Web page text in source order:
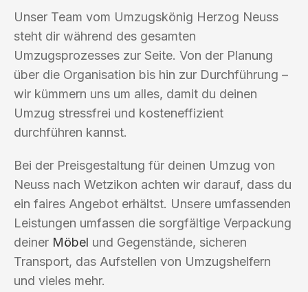
Unser Team vom Umzugskönig Herzog Neuss
steht dir während des gesamten
Umzugsprozesses zur Seite. Von der Planung
über die Organisation bis hin zur Durchführung –
wir kümmern uns um alles, damit du deinen
Umzug stressfrei und kosteneffizient
durchführen kannst.
Bei der Preisgestaltung für deinen Umzug von
Neuss nach Wetzikon achten wir darauf, dass du
ein faires Angebot erhältst. Unsere umfassenden
Leistungen umfassen die sorgfältige Verpackung
deiner Möbel und Gegenstände, sicheren
Transport, das Aufstellen von Umzugshelfern
und vieles mehr.